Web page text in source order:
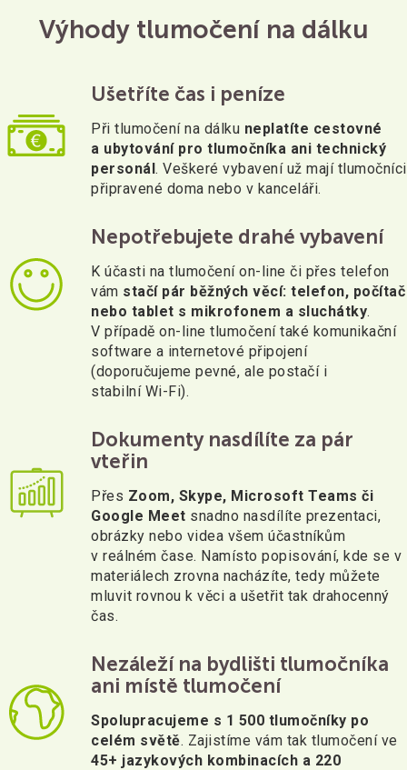
Výhody tlumočení na dálku
Ušetříte čas i peníze
Při tlumočení na dálku neplatíte cestovné
a ubytování pro tlumočníka ani technický
personál. Veškeré vybavení už mají tlumočníci
připravené doma nebo v kanceláři.
Nepotřebujete drahé vybavení
K účasti na tlumočení on-line či přes telefon
vám stačí pár běžných věcí: telefon, počítač
nebo tablet s mikrofonem a sluchátky.
V případě on-line tlumočení také komunikační
software a internetové připojení
(doporučujeme pevné, ale postačí i
stabilní Wi-Fi).
Dokumenty nasdílíte za pár
vteřin
Přes Zoom, Skype, Microsoft Teams či
Google Meet snadno nasdílíte prezentaci,
obrázky nebo videa všem účastníkům
v reálném čase. Namísto popisování, kde se v
materiálech zrovna nacházíte, tedy můžete
mluvit rovnou k věci a ušetřit tak drahocenný
čas.
Nezáleží na bydlišti tlumočníka
ani místě tlumočení
Spolupracujeme s 1 500 tlumočníky po
celém světě. Zajistíme vám tak tlumočení ve
45+ jazykových kombinacích a 220